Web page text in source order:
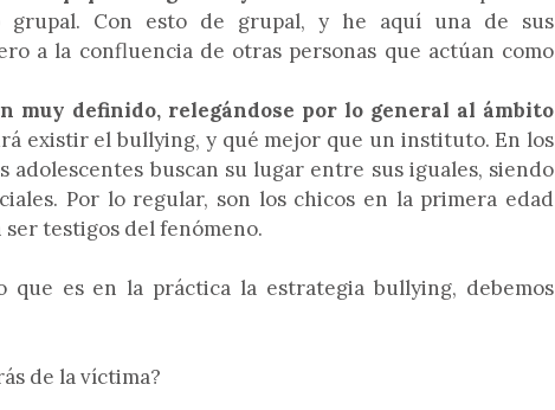
grupal. Con esto de grupal, y he aquí una de sus
a la confluencia de otras personas que actúan como
muy definido, relegándose por lo general al ámbito
existir el bullying, y qué mejor que un instituto. En los
adolescentes buscan su lugar entre sus iguales, siendo
Por lo regular, son los chicos en la primera edad
ser testigos del fenómeno.
que es en la práctica la estrategia bullying, debemos
de la víctima?